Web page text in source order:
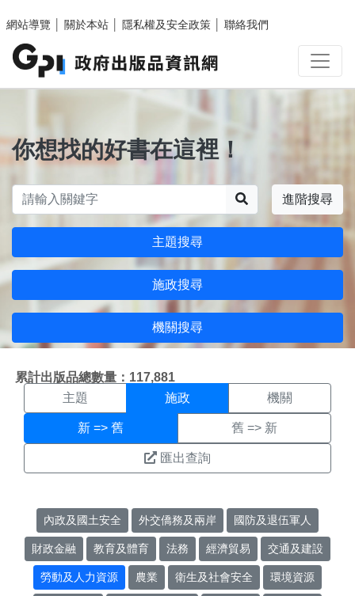
網站導覽
關於本站 隱私權及安全政策 聯絡我們
你想找的好書在這裡！
進階搜尋
主題搜尋
施政搜尋
機關搜尋
累計出版品總數量：117,881
施政搜尋結果頁面
主題 施政 機關
新 => 舊 舊 => 新
匯出查詢
內政及國土安全 外交僑務及兩岸 國防及退伍軍人
財政金融 教育及體育 法務 經濟貿易 交通及建設
勞動及人力資源 農業 衛生及社會安全 環境資源